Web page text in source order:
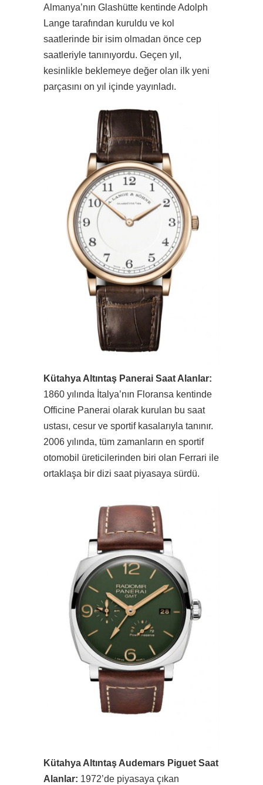
Almanya’nın Glashütte kentinde Adolph
Lange tarafından kuruldu ve kol
saatlerinde bir isim olmadan önce cep
saatleriyle tanınıyordu. Geçen yıl,
kesinlikle beklemeye değer olan ilk yeni
parçasını on yıl içinde yayınladı.
Kütahya Altıntaş Panerai Saat Alanlar:
1860 yılında İtalya’nın Floransa kentinde
Officine Panerai olarak kurulan bu saat
ustası, cesur ve sportif kasalarıyla tanınır.
2006 yılında, tüm zamanların en sportif
otomobil üreticilerinden biri olan Ferrari ile
ortaklaşa bir dizi saat piyasaya sürdü.
Kütahya Altıntaş Audemars Piguet Saat
Alanlar: 1972’de piyasaya çıkan